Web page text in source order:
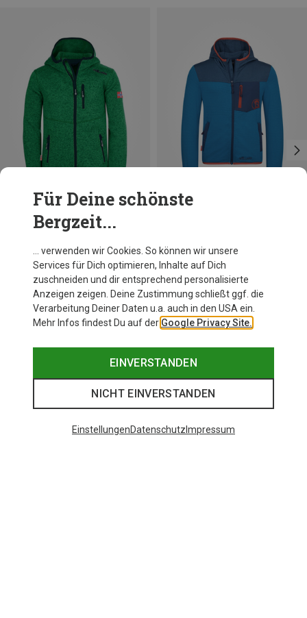
Du sparst bis 46%
Für Deine schönste
Bergzeit...
… verwenden wir Cookies. So können wir unsere
Services für Dich optimieren, Inhalte auf Dich
zuschneiden und dir entsprechend personalisierte
Anzeigen zeigen. Deine Zustimmung schließt ggf. die
Verarbeitung Deiner Daten u.a. auch in den USA ein.
Mehr Infos findest Du auf der Google Privacy Site.
EINVERSTANDEN
NICHT EINVERSTANDEN
EinstellungenDatenschutz Impressum